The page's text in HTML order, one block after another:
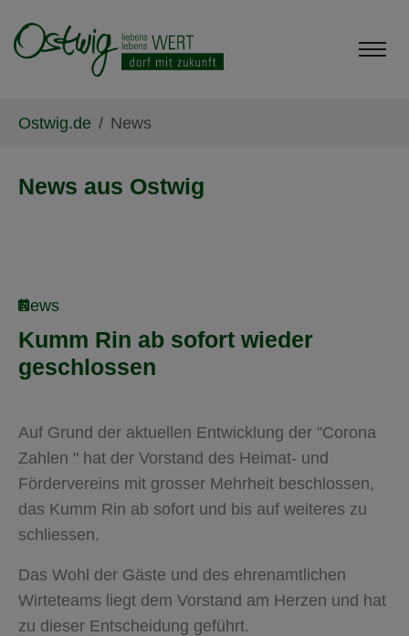
Ostwig.de News
News aus Ostwig
News
Kumm Rin ab sofort wieder
geschlossen
Auf Grund der aktuellen Entwicklung der "Corona
Zahlen " hat der Vorstand des Heimat- und
Fördervereins mit grosser Mehrheit beschlossen,
das Kumm Rin ab sofort und bis auf weiteres zu
schliessen.
Das Wohl der Gäste und des ehrenamtlichen
Wirteteams liegt dem Vorstand am Herzen und hat
zu dieser Entscheidung geführt.